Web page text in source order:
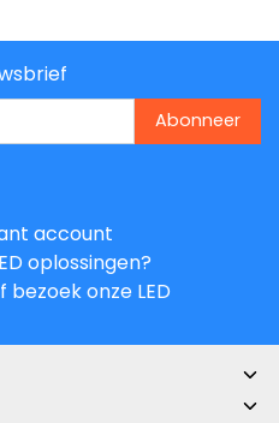
Abonneer
account
oplossingen?
bezoek onze LED